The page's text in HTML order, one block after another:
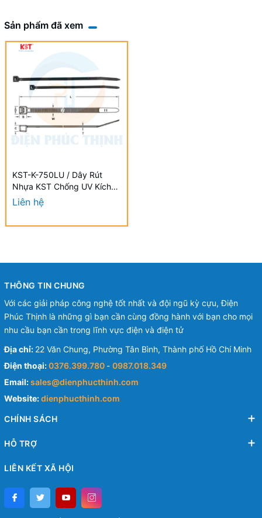
Sản phẩm đã xem
KST-K-750LU / Dây Rút
Nhựa KST Chống UV Kích
Thước 750 x 9.0mm (100
Cái/Bịch) - Weather
Liên hệ
THÔNG TIN CHUNG
Với các giải pháp công nghệ tốt nhất và đội ngũ kỳ cựu, Điện
Phúc Thịnh là những gì bạn cần cùng đồng hành với bạn cho mọi
nhu cầu bạn cần trong lĩnh vực điện và điện tử
Địa chỉ: 22 Văn Chung, Phường Tân Bình, Thành phố Hồ Chí Minh
Điện thoại:0376.399.780 - 0987.018.349
Email:sales@dienphucthinh.com
Website:dienphucthinh.com
CHÍNH SÁCH
HỖ TRỢ
LIÊN KẾT XÃ HỘI